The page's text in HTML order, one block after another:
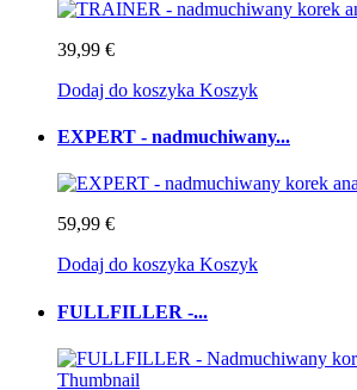
39,99 €
Dodaj do koszyka Koszyk
EXPERT - nadmuchiwany...
59,99 €
Dodaj do koszyka Koszyk
FULLFILLER -...